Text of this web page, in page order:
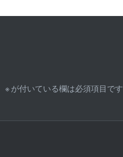
※ が付いている欄は必須項目です